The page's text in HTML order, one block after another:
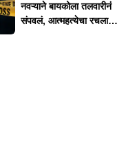
नवऱ्याने बायकोला तलवारीनं
संपवलं, आत्महत्येचा रचला